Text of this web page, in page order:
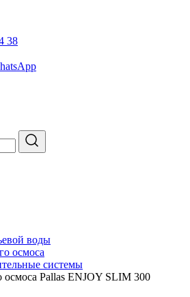
38
воды
осмоса
системы
осмоса Pallas ENJOY SLIM 300